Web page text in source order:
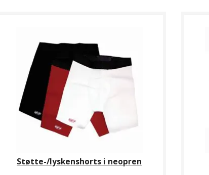
Støtte-/lyskenshorts i neopren